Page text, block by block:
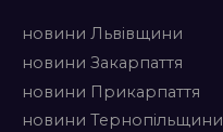
новини Львівщини
новини Закарпаття
новини Прикарпаття
новини Тернопільщини